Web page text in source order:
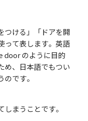
つける」「ドアを開
って表します。英語
のように目的
め、日本語でもつい
です。
まうことです。